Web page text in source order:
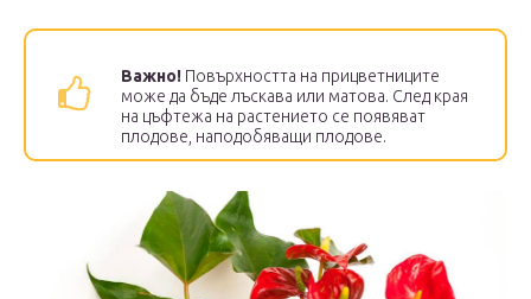
Важно! Повърхността на прицветниците
може да бъде лъскава или матова. След края
на цъфтежа на растението се появяват
плодове, наподобяващи плодове.